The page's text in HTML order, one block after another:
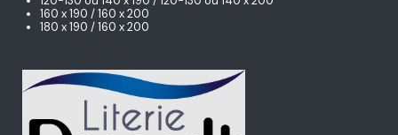
160 x 190 / 160 x 200
180 x 190 / 160 x 200